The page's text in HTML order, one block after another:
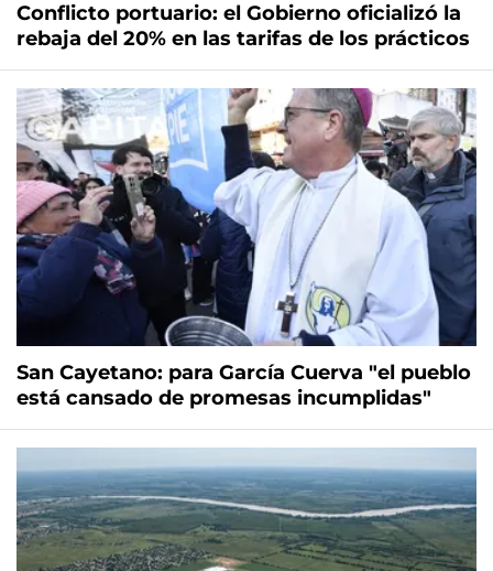
Conflicto portuario: el Gobierno oficializó la
rebaja del 20% en las tarifas de los prácticos
San Cayetano: para García Cuerva "el pueblo
está cansado de promesas incumplidas"